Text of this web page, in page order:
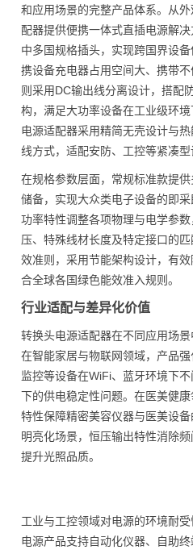
和应用场景的完整产品体系。从
配器提供便携一体式直插电源解决
中多国规格插头，实现跨国界设
携设备充电器占用空间大、携带
则采用DC输出线分离设计，搭配
构，满足大功率设备在工业级环
电源适配器采用精简无壳设计与
线方式，适配安防、工控等紧凑型
在规格参数层面，常规标准款提
储备，实现大众类电子设备的即
功率特性调整各项物理与电学参
压、特殊线材长度及特定接口的
效准则，采用节能架构设计，有
合全球各国绿色能效准入规则。
行业适配与差异化价值
转换头电源适配器在不同应用场景
在智能家居与物联网领域，产品强
监控等设备在WiFi、蓝牙环境下
下的供电稳定性问题。在医美健
特性保障精密美容仪器与医美设
明亮化场景，恒压输出特性消除
提升光照品质。
工业与工控领域对电源的环境耐
电源产品支持自动化仪器、自助终